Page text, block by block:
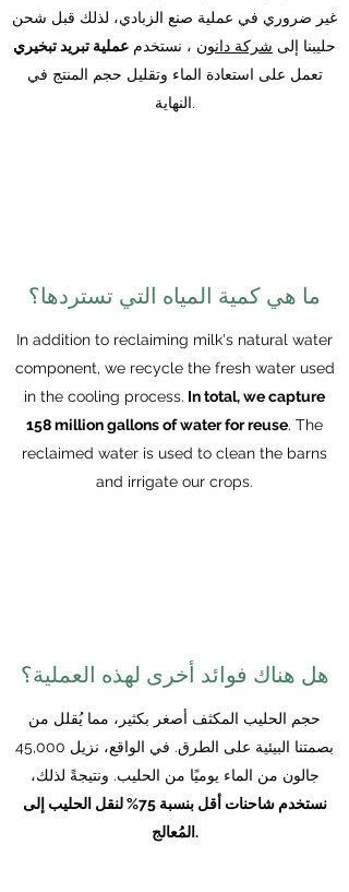
غير ضروري في عملية صنع الزبادي، لذلك قبل شحن
حليبنا إلى شركة دانون ، نستخدم عملية تبريد تبخيري
تعمل على استعادة الماء وتقليل حجم المنتج في
النهاية.
ما هي كمية المياه التي تستردها؟
In addition to reclaiming milk's natural water
component, we recycle the fresh water used
in the cooling process. In total, we capture
158 million gallons of water for reuse. The
reclaimed water is used to clean the barns
and irrigate our crops.
هل هناك فوائد أخرى لهذه العملية؟
حجم الحليب المكثف أصغر بكثير، مما يُقلل من
بصمتنا البيئية على الطرق. في الواقع، نزيل 45,000
جالون من الماء يوميًا من الحليب. ونتيجةً لذلك،
نستخدم شاحنات أقل بنسبة 75% لنقل الحليب إلى
المُعالج.